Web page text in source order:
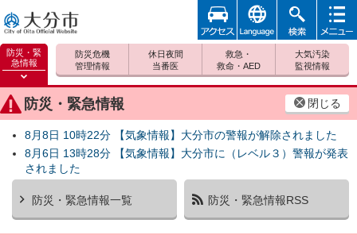
大分市
防災・緊
急情報
防災緊
急情報
を開く
防災・緊急情報 閉じる
8月8日 10時22分 【気象情報】大分市の警報が解除されました
8月6日 13時28分 【気象情報】大分市に（レベル３）警報が発表
されました
防災・緊急情報一覧 防災・緊急情報RSS
防災危機
管理情報
休日夜間
当番医
救急・
救命・AED
大気汚染
監視情報
アクセ
ス
foreign 検索
メニュ